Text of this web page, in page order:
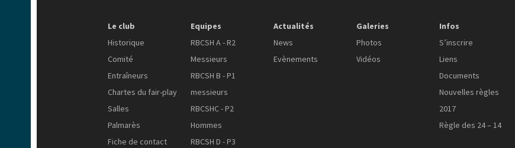
Le club
Historique
Comité
Entraîneurs
Chartes du fair-play
Salles
Palmarès
Fiche de contact
Equipes
RBCSH A - R2
Messieurs
RBCSH B - P1
messieurs
RBCSHC - P2
Hommes
RBCSH D - P3
Actualités
News
Evènements
Galeries
Photos
Vidéos
Infos
S’inscrire
Liens
Documents
Nouvelles règles
2017
Règle des 24 – 14